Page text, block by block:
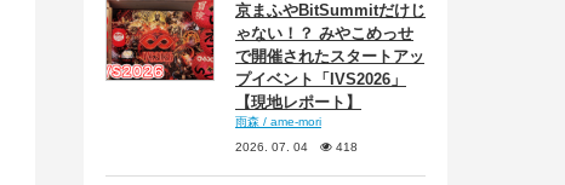
京まふやBitSummitだけじ
ゃない！？ みやこめっせ
で開催されたスタートアッ
プイベント「IVS2026」
【現地レポート】
雨森 / ame-mori
2026. 07. 04
418